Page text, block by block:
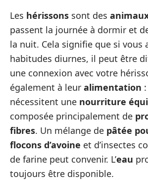
Les hérissons sont des
passent la journée à dormir et
la nuit. Cela signifie que si vous
habitudes diurnes, il peut être
une connexion avec votre
également à leur alimentation
nécessitent une nourriture
composée principalement de
fibres. Un mélange de pâtée
flocons d’avoine et d’insectes
de farine peut convenir. L’eau
toujours être disponible.